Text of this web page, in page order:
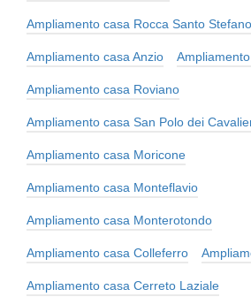
Ampliamento casa Rocca Santo Stefano
Ampliamento casa Anzio
Ampliamento casa Roviano
Ampliamento casa San Polo dei
Ampliamento casa Moricone
Ampliamento casa Monteflavio
Ampliamento casa Monterotondo
Ampliamento casa Colleferro
Ampliamento casa Cerreto Laziale